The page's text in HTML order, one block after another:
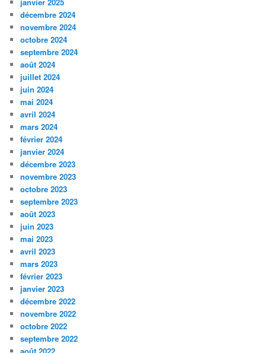
décembre 2024
novembre 2024
octobre 2024
septembre 2024
août 2024
juillet 2024
juin 2024
mai 2024
avril 2024
mars 2024
février 2024
janvier 2024
décembre 2023
novembre 2023
octobre 2023
septembre 2023
août 2023
juin 2023
mai 2023
avril 2023
mars 2023
février 2023
janvier 2023
décembre 2022
novembre 2022
octobre 2022
septembre 2022